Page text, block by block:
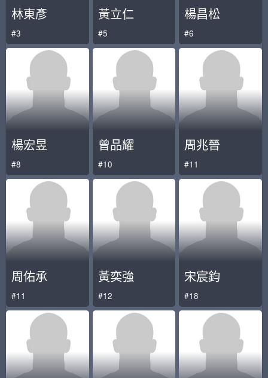
林東彥
#3
黃立仁
#5
楊昌松
#6
楊宏昱
#8
曾品耀
#10
周兆晉
#11
周佑承
#11
黃奕強
#12
宋宸鈞
#18